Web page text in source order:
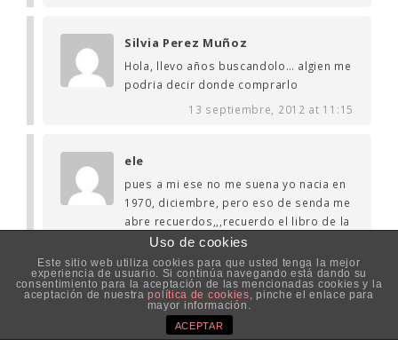
Silvia Perez Muñoz
Hola, llevo años buscandolo… algien me
podria decir donde comprarlo
13 septiembre, 2012 at 11:15
ele
pues a mi ese no me suena yo nacia en
1970, diciembre, pero eso de senda me
abre recuerdos,,,recuerdo el libro de la
isla llena en tercero de egb,,,y aqui os pongo unos
recuerdos de esta epoca..
LAS NOCHES DEL GATO VERDE: una infancia
rememorada.
Es de noche, la oscuridad recogida, me siento en
cuclillas escuchando los bellos sonidos nocturnos.
Uso de cookies
Este sitio web utiliza cookies para que usted tenga la mejor
experiencia de usuario. Si continúa navegando está dando su
consentimiento para la aceptación de las mencionadas cookies y la
aceptación de nuestrapolítica de cookies, pinche el enlace para
mayor información.
ACEPTAR